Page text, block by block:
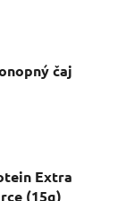
čaj
Extra
(15g)